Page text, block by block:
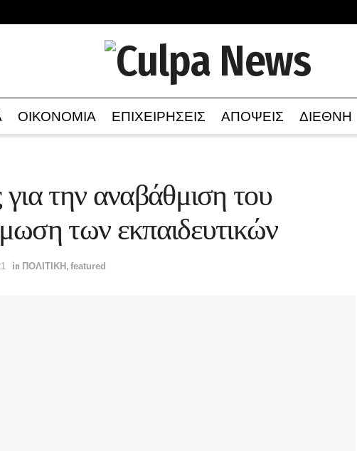
ΟΙΚΟΝΟΜΙΑ ΕΠΙΧΕΙΡΗΣΕΙΣ ΑΠΟΨΕΙΣ ΔΙΕΘΝΗ
την αναβάθμιση του
των εκπαιδευτικών
in ΠΟΛΙΤΙΚΗ , featured